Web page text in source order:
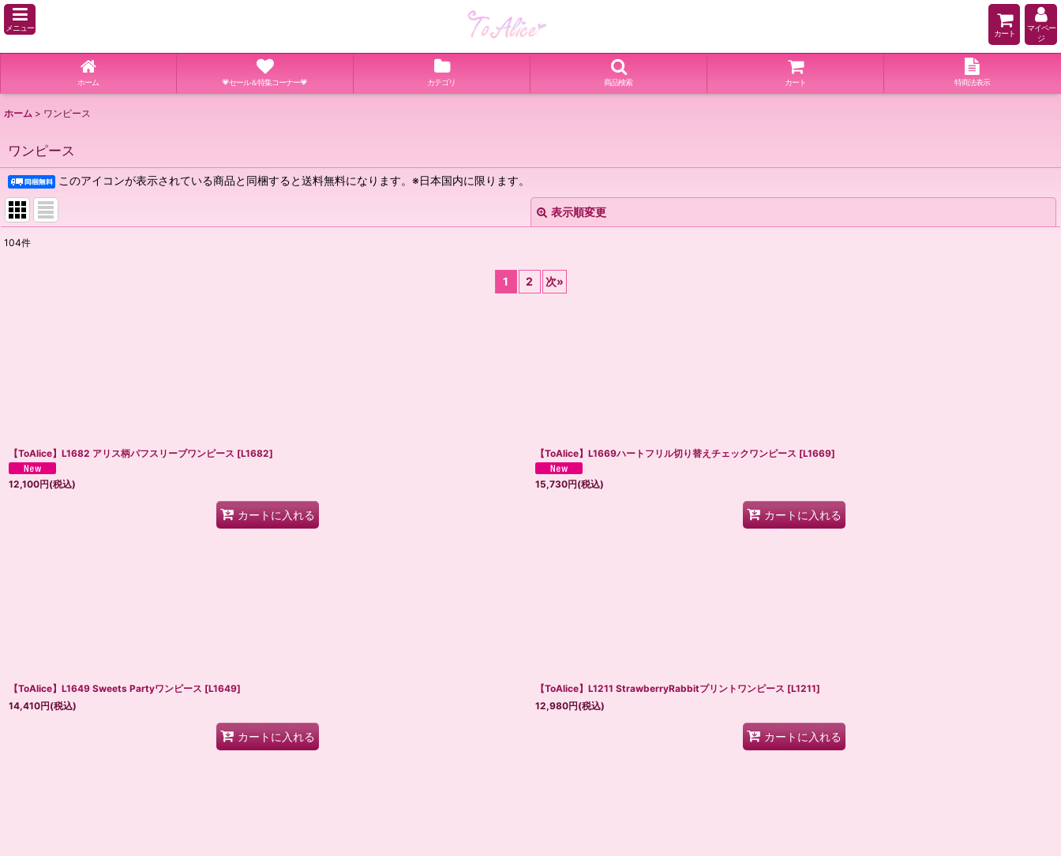
メニュー
カート
マイペー
ジ
ホーム 💗セール＆特集コーナー💗 カテゴリ 商品検索 カート 特商法表示
ホーム > ワンピース
ワンピース
このアイコンが表示されている商品と同梱すると送料無料になります。※日本国内に限ります。
表示順変更
104件
1 2 次»
【ToAlice】L1682 アリス柄パフスリーブワンピース [L1682]
12,100円(税込)
カートに入れる
【ToAlice】L1669ハートフリル切り替えチェックワンピース [L1669]
15,730円(税込)
カートに入れる
【ToAlice】L1649 Sweets Partyワンピース [L1649]
14,410円(税込)
カートに入れる
【ToAlice】L1211 StrawberryRabbitプリントワンピース [L1211]
12,980円(税込)
カートに入れる